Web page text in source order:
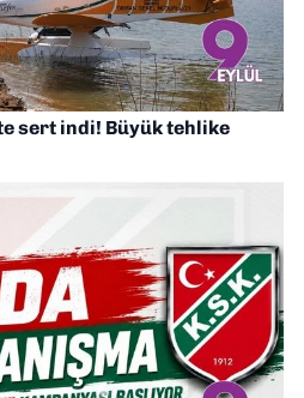
sert indi! Büyük tehlike